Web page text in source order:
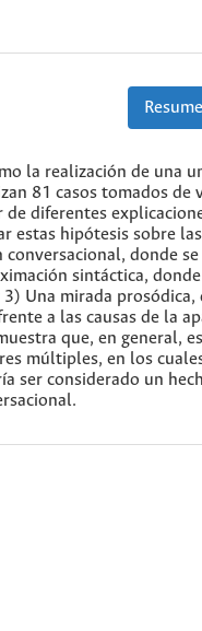
la realización de una
81 casos tomados de
diferentes
estas hipótesis sobre las
donde
sintáctica, donde
Una mirada prosódica,
a las causas de la
que, en general,
múltiples, en los
ser considerado un